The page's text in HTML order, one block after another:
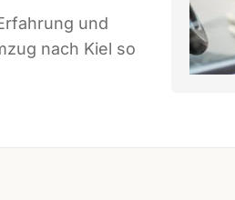
und
nach Kiel so